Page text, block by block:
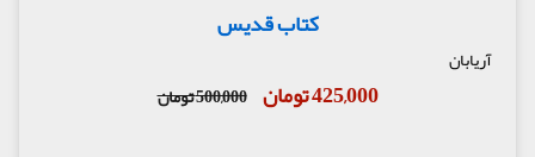
کتاب قدیس
آریابان
425,000 تومان 500,000 تومان